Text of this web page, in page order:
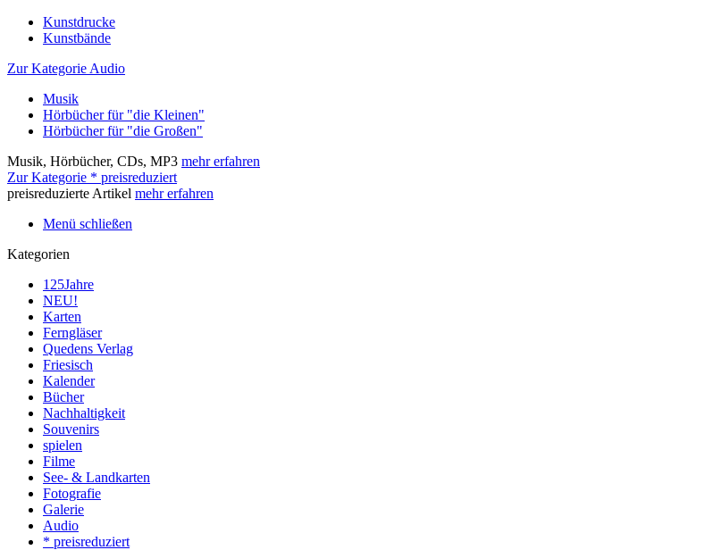
Kunstdrucke
Kunstbände
Zur Kategorie Audio
Musik
Hörbücher für "die Kleinen"
Hörbücher für "die Großen"
Musik, Hörbücher, CDs, MP3 mehr erfahren
Zur Kategorie * preisreduziert
preisreduzierte Artikel mehr erfahren
Menü schließen
Kategorien
125Jahre
NEU!
Karten
Ferngläser
Quedens Verlag
Friesisch
Kalender
Bücher
Nachhaltigkeit
Souvenirs
spielen
Filme
See- & Landkarten
Fotografie
Galerie
Audio
* preisreduziert